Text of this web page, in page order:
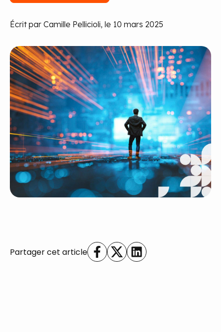
Écrit par Camille Pellicioli, le 10 mars 2025
Partager cet article